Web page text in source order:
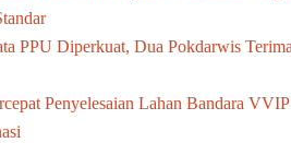
PPU Diperkuat, Dua Pokdarwis
Penyelesaian Lahan Bandara